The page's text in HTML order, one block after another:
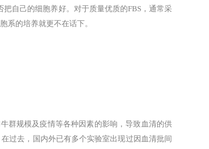
自己的细胞养好。对于质量优质的FBS，通常采
系的培养就更不在话下。
群规模及疫情等各种因素的影响，导致血清的供
过去，国内外已有多个实验室出现过因血清批间